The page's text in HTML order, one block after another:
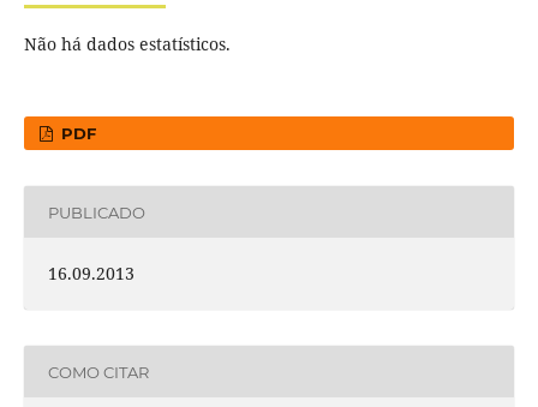
Não há dados estatísticos.
PDF
PUBLICADO
16.09.2013
COMO CITAR